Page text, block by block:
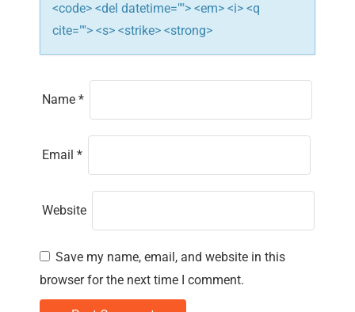
<code> <del datetime=""> <em> <i> <q
cite=""> <s> <strike> <strong>
Name *
Email *
Website
Save my name, email, and website in this
browser for the next time I comment.